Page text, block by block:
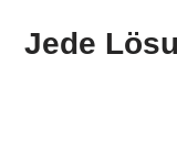
Jede